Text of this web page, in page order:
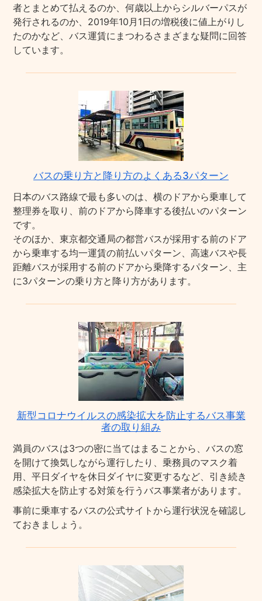
者とまとめて払えるのか、何歳以上からシルバーパスが
発行されるのか、2019年10月1日の増税後に値上がりし
たのかなど、バス運賃にまつわるさまざまな疑問に回答
しています。
バスの乗り方と降り方のよくある3パターン
日本のバス路線で最も多いのは、横のドアから乗車して
整理券を取り、前のドアから降車する後払いのパターン
です。
そのほか、東京都交通局の都営バスが採用する前のドア
から乗車する均一運賃の前払いパターン、高速バスや長
距離バスが採用する前のドアから乗降するパターン、主
に3パターンの乗り方と降り方があります。
新型コロナウイルスの感染拡大を防止するバス事業
者の取り組み
満員のバスは3つの密に当てはまることから、バスの窓
を開けて換気しながら運行したり、乗務員のマスク着
用、平日ダイヤを休日ダイヤに変更するなど、引き続き
感染拡大を防止する対策を行うバス事業者があります。
事前に乗車するバスの公式サイトから運行状況を確認し
ておきましょう。